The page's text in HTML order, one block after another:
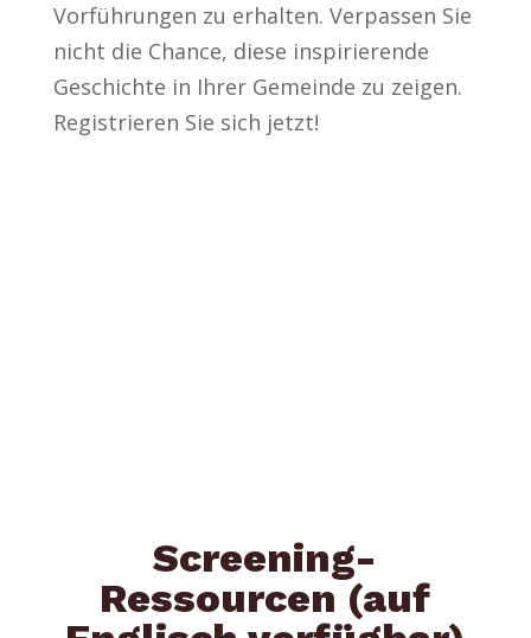
Vorführungen zu erhalten. Verpassen Sie
nicht die Chance, diese inspirierende
Geschichte in Ihrer Gemeinde zu zeigen.
Registrieren Sie sich jetzt!
Screening-
Ressourcen (auf